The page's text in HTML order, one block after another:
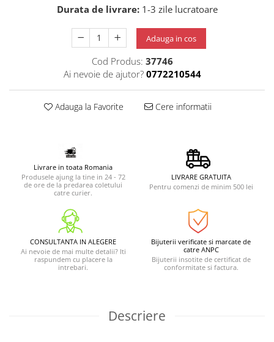
Durata de livrare:1-3 zile lucratoare
Adauga in cos
Cod Produs: 37746
Ai nevoie de ajutor? 0772210544
Adauga la Favorite Cere informatii
Livrare in toata Romania
Produsele ajung la tine in 24 - 72
de ore de la predarea coletului
catre curier.
LIVRARE GRATUITA
Pentru comenzi de minim 500 lei
CONSULTANTA IN ALEGERE
Ai nevoie de mai multe detalii? Iti
raspundem cu placere la
intrebari.
Bijuterii verificate si marcate de
catre ANPC
Bijuterii insotite de certificat de
conformitate si factura.
Descriere